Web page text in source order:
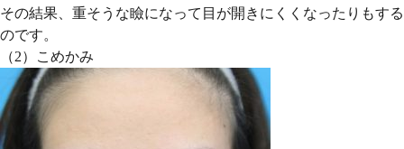
その結果、重そうな瞼になって目が開きにくくなったりもする
のです。
（2）こめかみ